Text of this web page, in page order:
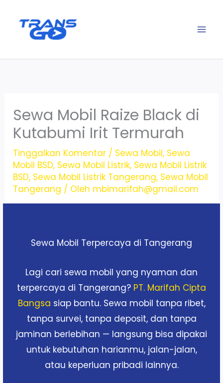
Sewa Mobil Raize Black di
Kutabumi Irit Termurah
Tinggalkan Komentar / Sewa Mobil, Sewa
Mobil BSD, Sewa Mobil Listrik, Sewa Mobil Listrik
BSD, Sewa Mobil Listrik Tangerang, Sewa Mobil
Tangerang / Oleh mbimarifah@gmail.com
Sewa Mobil Terpercaya di Tangerang
Lagi cari sewa mobil yang nyaman dan
terpercaya di Tangerang? PT. Marifah Cipta
Bangsa siap bantu. Sewa mobil tanpa ribet,
tanpa survei, tanpa deposit, dan tanpa
jaminan berlebihan — langsung bisa dipakai
untuk kebutuhan harianmu, jalan-jalan,
atau keperluan pribadi lainnya.